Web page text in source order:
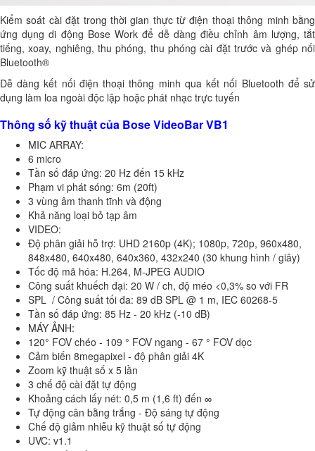
Kiểm soát cài đặt trong thời gian thực từ điện thoại thông minh bằng
ứng dụng di động Bose Work để dễ dàng điều chỉnh âm lượng, tắt
tiếng, xoay, nghiêng, thu phóng, thu phóng cài đặt trước và ghép nối
Bluetooth®
Dễ dàng kết nối điện thoại thông minh qua kết nối Bluetooth để sử
dụng làm loa ngoài độc lập hoặc phát nhạc trực tuyến
Thông số kỹ thuật của Bose VideoBar VB1
MIC ARRAY:
6 micro
Tần số đáp ứng: 20 Hz đến 15 kHz
Phạm vi phát sóng: 6m (20ft)
3 vùng âm thanh tĩnh và động
Khả năng loại bỏ tạp âm
VIDEO:
Độ phân giải hỗ trợ: UHD 2160p (4K); 1080p, 720p, 960x480,
848x480, 640x480, 640x360, 432x240 (30 khung hình / giây)
Tốc độ mã hóa: H.264, M-JPEG AUDIO
Công suất khuếch đại: 20 W / ch, độ méo <0,3% so với FR
SPL / Công suất tối đa: 89 dB SPL @ 1 m, IEC 60268-5
Tần số đáp ứng: 85 Hz - 20 kHz (-10 dB)
MÁY ẢNH:
120° FOV chéo - 109 ° FOV ngang - 67 ° FOV dọc
Cảm biến 8megapixel - độ phân giải 4K
Zoom kỹ thuật số x 5 lần
3 chế độ cài đặt tự động
Khoảng cách lấy nét: 0,5 m (1,6 ft) đến ∞
Tự động cân bằng trắng - Độ sáng tự động
Chế độ giảm nhiễu kỹ thuật số tự động
UVC: v1.1